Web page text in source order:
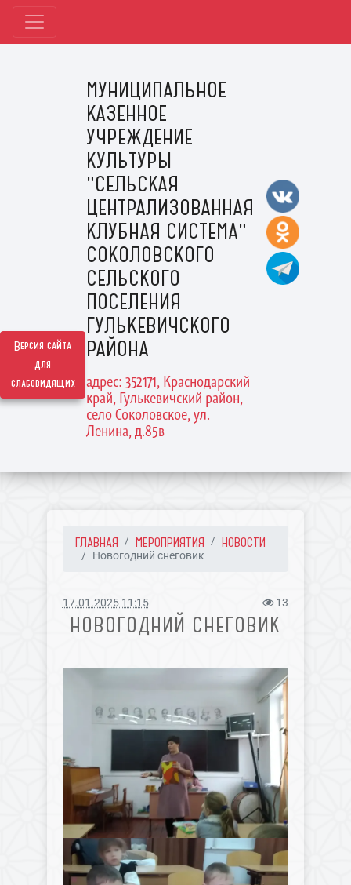
Версия сайта
для
слабовидящих
МУНИЦИПАЛЬНОЕ
КАЗЕННОЕ
УЧРЕЖДЕНИЕ
КУЛЬТУРЫ
"СЕЛЬСКАЯ
ЦЕНТРАЛИЗОВАННАЯ
КЛУБНАЯ СИСТЕМА"
СОКОЛОВСКОГО
СЕЛЬСКОГО
ПОСЕЛЕНИЯ
ГУЛЬКЕВИЧСКОГО
РАЙОНА
адрес: 352171, Краснодарский
край, Гулькевичский район,
село Соколовское, ул.
Ленина, д.85в
ГЛАВНАЯ МЕРОПРИЯТИЯ НОВОСТИ
Новогодний снеговик
17.01.2025 11:15 13
НОВОГОДНИЙ СНЕГОВИК